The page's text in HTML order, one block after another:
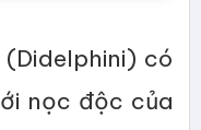
(Didelphini) có
nọc độc của